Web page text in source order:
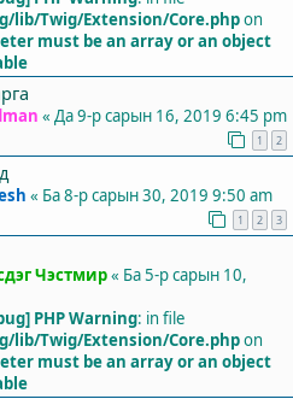
lib/Twig/Extension/Core.phpon
must be an array or an object
« Да 9-р сарын 16, 2019 6:45 pm
1 2
« Ба 8-р сарын 30, 2019 9:50 am
1 2 3
Чэстмир« Ба 5-р сарын 10,
PHP Warning: in file
lib/Twig/Extension/Core.phpon
must be an array or an object